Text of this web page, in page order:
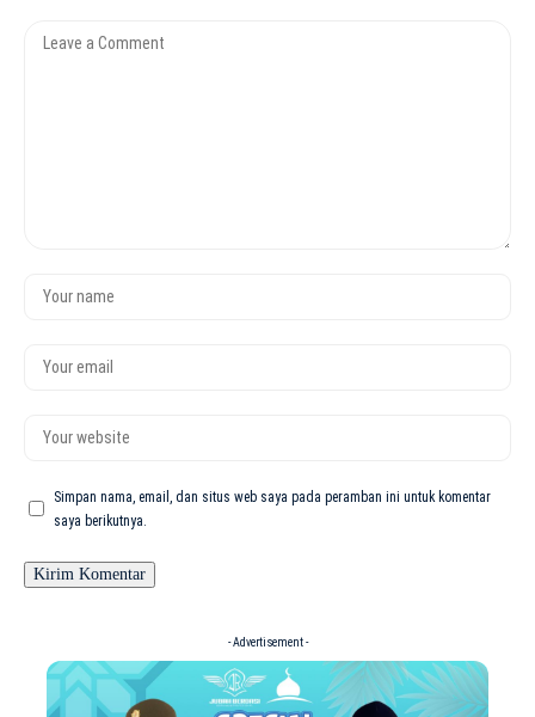
Simpan nama, email, dan situs web saya pada peramban ini untuk komentar
saya berikutnya.
- Advertisement -